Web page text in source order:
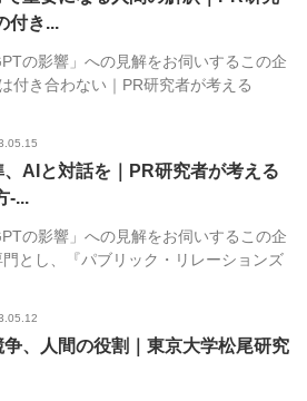
付き...
の影響」への見解をお伺いするこの企
付き合わない｜PR研究者が考える
AIと対話を｜PR研究者が考える
-...
の影響」への見解をお伺いするこの企
とし、『パブリック・リレーションズ
、人間の役割｜東京大学松尾研究